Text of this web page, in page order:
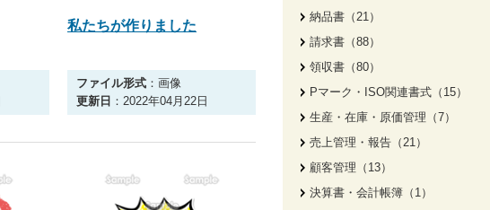
私たちが作りました
ファイル形式 ：画像
更新日 ：2022年04月22日
納品書（21）
請求書（88）
領収書（80）
Pマーク・ISO関連書式（15）
生産・在庫・原価管理（7）
売上管理・報告（21）
顧客管理（13）
決算書・会計帳簿（1）